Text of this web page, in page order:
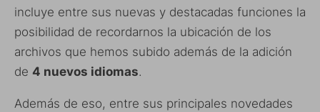
incluye entre sus nuevas y destacadas funciones la
posibilidad de recordarnos la ubicación de los
archivos que hemos subido además de la adición
de 4 nuevos idiomas.
Además de eso, entre sus principales novedades